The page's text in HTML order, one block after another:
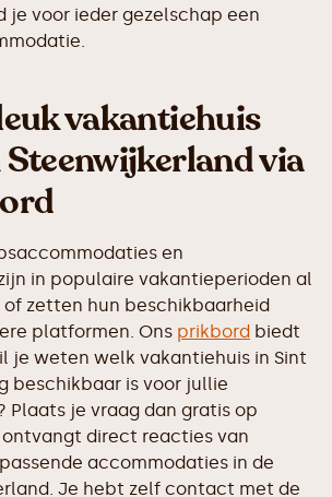
je voor ieder gezelschap een
vakantiehuis
via
en
in populaire vakantieperioden al
zetten hun beschikbaarheid
platformen. Ons prikbord biedt
je weten welk vakantiehuis in Sint
beschikbaar is voor jullie
Plaats je vraag dan gratis op
direct reacties van
accommodaties in de
Je hebt zelf contact met de